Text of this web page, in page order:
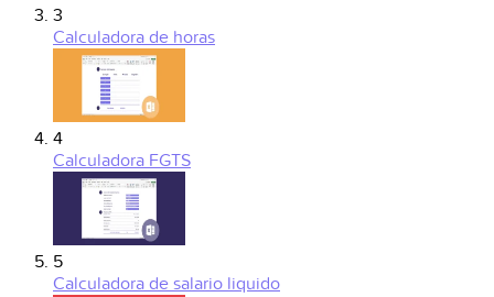
3
Calculadora de horas
4
Calculadora FGTS
5
Calculadora de salario liquido